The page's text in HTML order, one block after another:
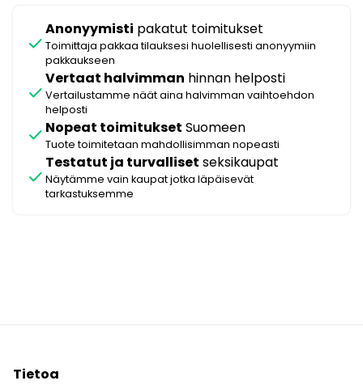
check
Anonyymisti pakatut toimitukset
Toimittaja pakkaa tilauksesi huolellisesti anonyymiin
pakkaukseen
check
Vertaat halvimman hinnan helposti
Vertailustamme näät aina halvimman vaihtoehdon
helposti
check Nopeat toimitukset Suomeen
Tuote toimitetaan mahdollisimman nopeasti
check
Testatut ja turvalliset seksikaupat
Näytämme vain kaupat jotka läpäisevät
tarkastuksemme
Tietoa